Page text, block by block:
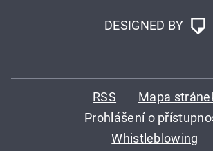
DESIGNED BY
RSS
Mapa
Prohlášení o
Whistleblowing